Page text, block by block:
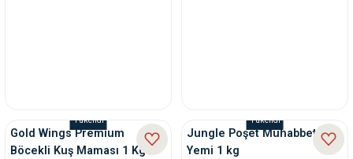
Tükendi
Gold Wings Premium
Böcekli Kuş Maması 1 Kg
Tükendi
Jungle Poşet Muhabbet
Yemi 1 kg